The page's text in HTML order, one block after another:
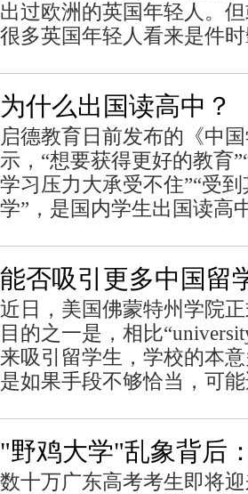
出过欧洲的英国年轻人。
很多英国年轻人看来是件时
为什么出国读高中？
启德教育日前发布的《中
示，“想要获得更好的教育
学习压力大承受不住”“受
学”，是国内学生出国读高
能否吸引更多中国留
近日，美国佛蒙特州学院
目的之一是，相比
来吸引留学生，学校的本
是如果手段不够恰当，可能
"野鸡大学"乱象背后
数十万广东高考考生即将